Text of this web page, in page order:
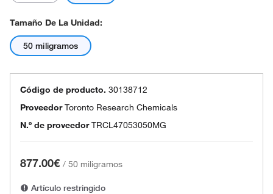
Tamaño De La Unidad:
50 miligramos
Código de producto. 30138712
ProveedorToronto Research Chemicals
N.º de proveedor TRCL47053050MG
877.00€ / 50 miligramos
Artículo restringido